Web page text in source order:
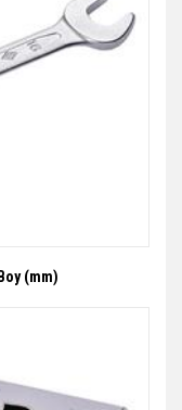
(mm)